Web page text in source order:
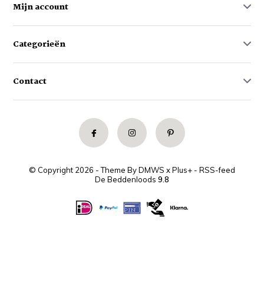
Mijn account
Categorieën
Contact
© Copyright 2026 - Theme ByDMWS xPlus+ - RSS-feed
De Beddenloods 9.8